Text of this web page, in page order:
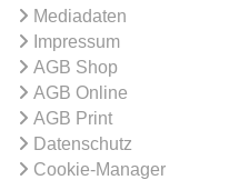
Mediadaten
Impressum
AGB Shop
AGB Online
AGB Print
Datenschutz
Cookie-Manager